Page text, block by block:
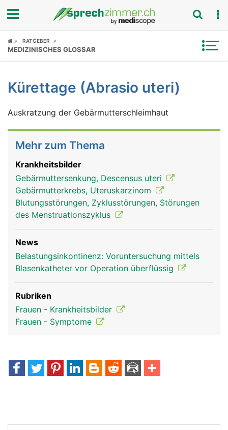
Fokus
Symptome
Untersuchungen
News
Ratgeber
Rubriken
RATGEBER
MEDIZINISCHES GLOSSAR
Kürettage (Abrasio uteri)
Auskratzung der Gebärmutterschleimhaut
Mehr zum Thema
Krankheitsbilder
Gebärmuttersenkung, Descensus uteri
Gebärmutterkrebs, Uteruskarzinom
Blutungsstörungen, Zyklusstörungen, Störungen
des Menstruationszyklus
News
Belastungsinkontinenz: Voruntersuchung mittels
Blasenkatheter vor Operation überflüssig
Rubriken
Frauen - Krankheitsbilder
Frauen - Symptome